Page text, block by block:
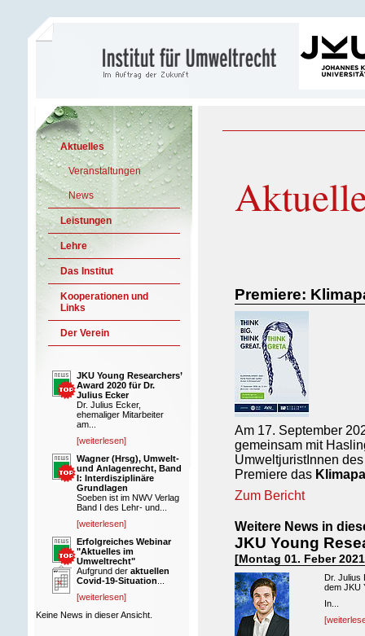
Premiere:
Am 17. September
gemeinsam mit
UmweltjuristInnen
Premiere das
Zum Bericht
Weitere News in
JKU Young
[Montag 01. Feber
Dr. Julius
dem JKU
In...
Aktuelles
Veranstaltungen
News
Leistungen
Lehre
Das Institut
Kooperationen und
Links
Der Verein
JKU Young Researchers’
Award 2020 für Dr.
Julius Ecker
Dr. Julius Ecker,
ehemaliger Mitarbeiter
am...
[weiterlesen]
Wagner (Hrsg), Umwelt-
und Anlagenrecht, Band
I: Interdisziplinäre
Grundlagen
Soeben ist im NWV Verlag
Band I des Lehr- und...
[weiterlesen]
Erfolgreiches Webinar
"Aktuelles im
Umweltrecht"
Aufgrund der aktuellen
Covid-19-Situation
[weiterlesen]
Keine News in dieser Ansicht.